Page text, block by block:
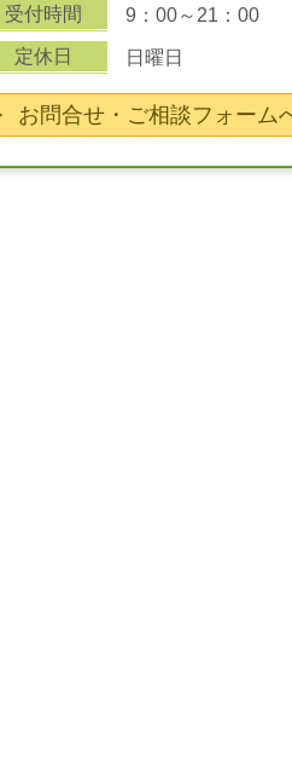
受付時間 9：00～21：00
定休日 日曜日
お問合せ・ご相談フォーム